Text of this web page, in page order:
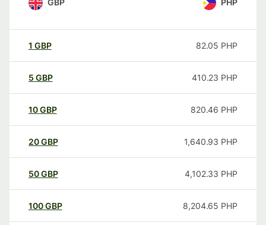
GBP PHP
1 GBP 82.05 PHP
5 GBP 410.23 PHP
10GBP 820.46 PHP
20GBP 1,640.93 PHP
50GBP 4,102.33 PHP
100GBP 8,204.65 PHP